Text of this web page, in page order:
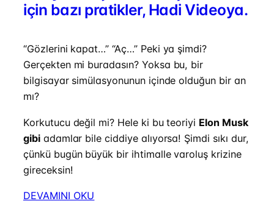
için bazı pratikler, Hadi Videoya.
“Gözlerini kapat…” “Aç…” Peki ya şimdi?
Gerçekten mi buradasın? Yoksa bu, bir
bilgisayar simülasyonunun içinde olduğun bir an
mı?
Korkutucu değil mi? Hele ki bu teoriyi Elon Musk
gibiadamlar bile ciddiye alıyorsa! Şimdi sıkı dur,
çünkü bugün büyük bir ihtimalle varoluş krizine
gireceksin!
DEVAMINI OKU